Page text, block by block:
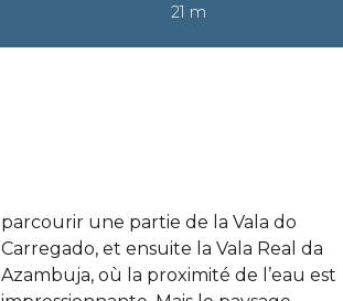
21 m
parcourir une partie de la Vala do
Carregado, et ensuite la Vala Real da
Azambuja, où la proximité de l’eau est